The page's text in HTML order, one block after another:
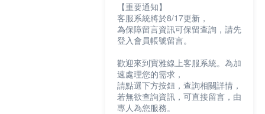
【重要通知】
客服系統將於8/17更新，
為保障留言資訊可保留查詢，請先
登入會員帳號留言。
歡迎來到寶雅線上客服系統。為加
速處理您的需求，
請點選下方按鈕，查詢相關詳情，
若無欲查詢資訊，可直接留言，由
專人為您服務。